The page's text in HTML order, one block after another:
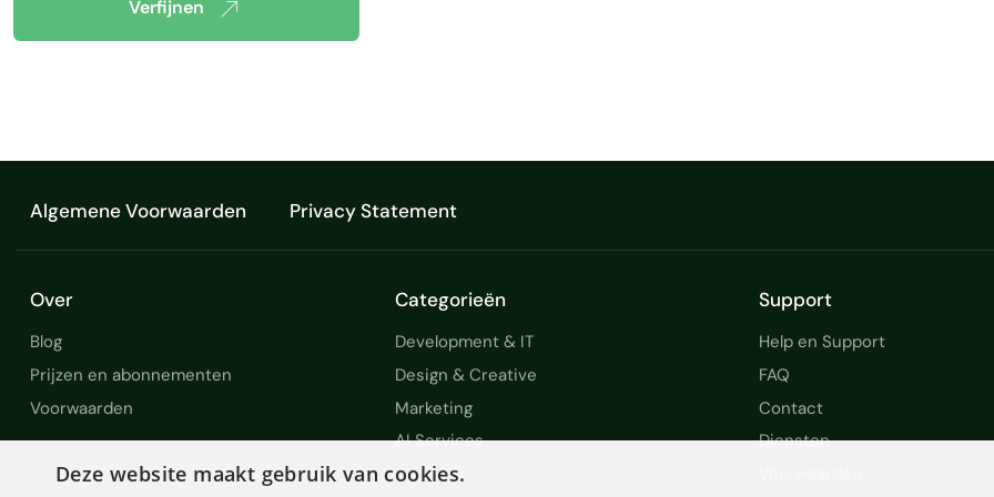
Verfijnen
Algemene Voorwaarden Privacy Statement
Over
Blog
Prijzen en abonnementen
Voorwaarden
Categorieën
Development & IT
Design & Creative
Marketing
AI Services
Support
Help en Support
FAQ
Contact
Diensten
Deze website maakt gebruik van cookies.